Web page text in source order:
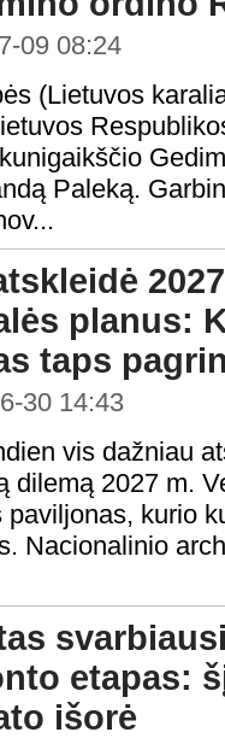
09 08:24
(Lietuvos
Paleką.
planus:
taps
30 14:43
vis dažniau
dilemą 2027 m.
kurio
Nacionalinio
etapas:
išorė